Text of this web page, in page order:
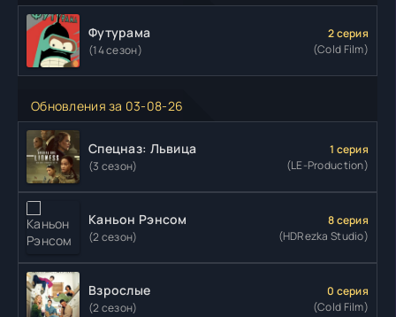
Футурама
(14 сезон)
2 серия
(Cold Film)
Обновления за 03-08-26
Спецназ: Львица
(3 сезон)
1 серия
(LE-Production)
Каньон Рэнсом
(2 сезон)
8 серия
(HDRezka Studio)
Взрослые
(2 сезон)
0 серия
(Cold Film)